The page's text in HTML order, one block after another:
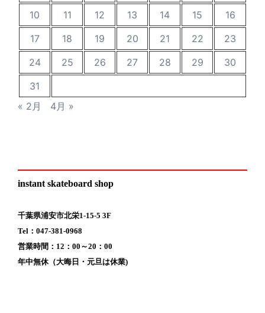
10
11 12 13 14 15
16
17
18 19 20 21 22
23
24
25 26 27 28 29
30
31
« 2月
4月 »
instant skateboard shop
千葉県浦安市北栄1-15-5 3F
Tel：047-381-0968
営業時間：12：00～20：00
年中無休（大晦日・元旦は休業)